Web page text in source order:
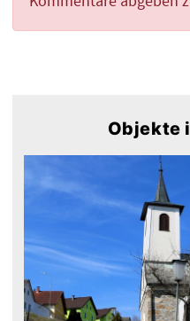
Objekte